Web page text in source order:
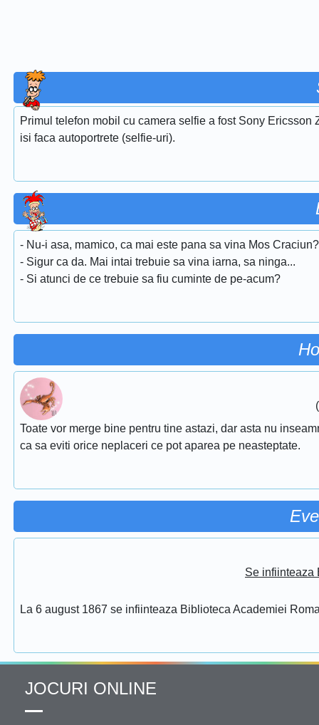
Primul telefon mobil cu camera selfie a fost Sony
isi faca autoportrete (selfie-uri).
- Nu-i asa, mamico, ca mai este pana sa vina Mos Craciun?
- Sigur ca da. Mai intai trebuie sa vina iarna, sa ninga...
- Si atunci de ce trebuie sa fiu cuminte de pe-acum?
Toate vor merge bine pentru tine astazi, dar asta nu
ca sa eviti orice neplaceri ce pot aparea pe neasteptate.
Se infiinteaza
La 6 august 1867 se infiinteaza Biblioteca Academiei
JOCURI ONLINE